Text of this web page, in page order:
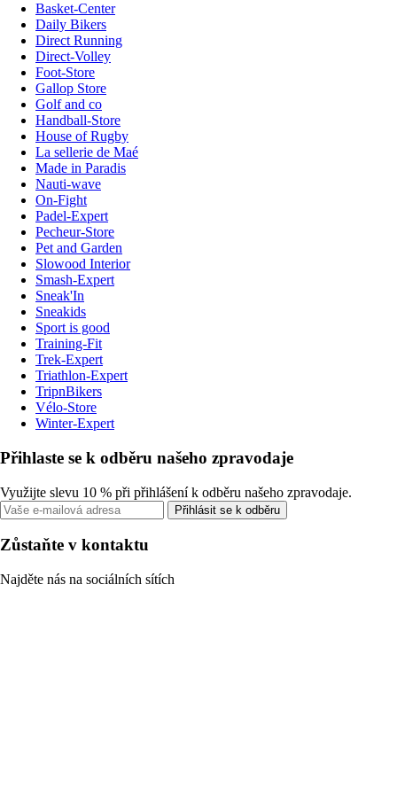
Basket-Center
Daily Bikers
Direct Running
Direct-Volley
Foot-Store
Gallop Store
Golf and co
Handball-Store
House of Rugby
La sellerie de Maé
Made in Paradis
Nauti-wave
On-Fight
Padel-Expert
Pecheur-Store
Pet and Garden
Slowood Interior
Smash-Expert
Sneak'In
Sneakids
Sport is good
Training-Fit
Trek-Expert
Triathlon-Expert
TripnBikers
Vélo-Store
Winter-Expert
Přihlaste se k odběru našeho zpravodaje
Využijte slevu 10 % při přihlášení k odběru našeho zpravodaje.
Přihlásit se k odběru
Zůstaňte v kontaktu
Najděte nás na sociálních sítích